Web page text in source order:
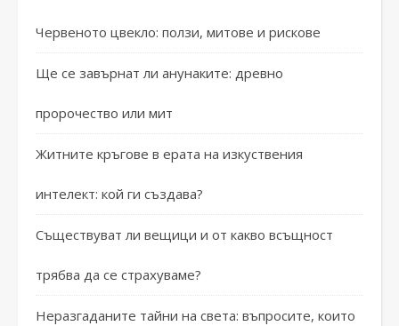
Червеното цвекло: ползи, митове и рискове
Ще се завърнат ли анунаките: древно
пророчество или мит
Житните кръгове в ерата на изкуствения
интелект: кой ги създава?
Съществуват ли вещици и от какво всъщност
трябва да се страхуваме?
Неразгаданите тайни на света: въпросите, които